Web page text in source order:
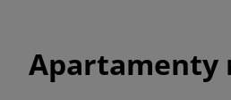
Apartamenty